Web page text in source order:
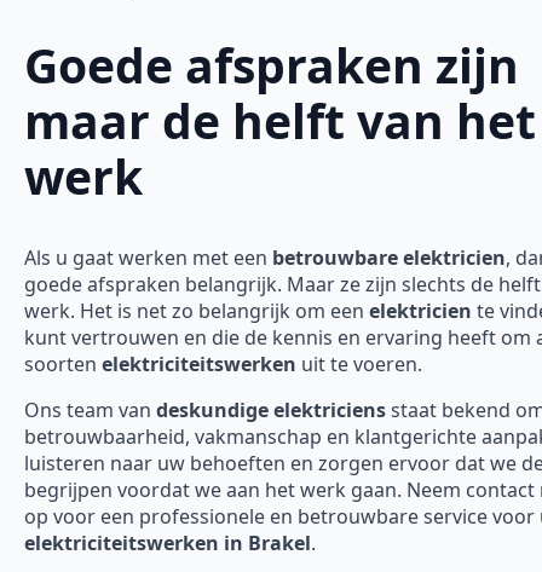
Goede afspraken zijn
maar de helft van het
werk
Als u gaat werken met een betrouwbare elektricien,
goede afspraken belangrijk. Maar ze zijn slechts de
werk. Het is net zo belangrijk om een elektricien te
kunt vertrouwen en die de kennis en ervaring heeft om
soorten elektriciteitswerken uit te voeren.
Ons team van deskundige elektriciensstaat bekend
betrouwbaarheid, vakmanschap en klantgerichte
luisteren naar uw behoeften en zorgen ervoor dat we
begrijpen voordat we aan het werk gaan. Neem contact
op voor een professionele en betrouwbare service voor
elektriciteitswerken in Brakel.